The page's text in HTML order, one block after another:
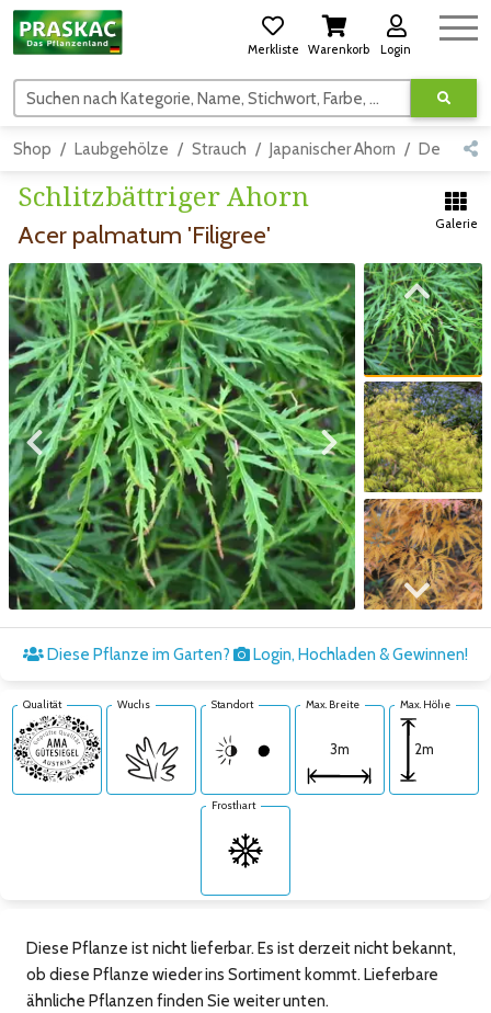
Merkliste Warenkorb Login
Suchen nach Kategorie, Name, Stichwort, Farbe, usw.
Shop Laubgehölze Strauch Japanischer Ahorn Detail
Schlitzbättriger Ahorn
Acer palmatum 'Filigree' Galerie
Zum vorigen Bild Zum nächsten Bild
Zum vorigen Bild
Zum nächsten Bild
Diese Pflanze im Garten? Login, Hochladen & Gewinnen!
Qualität Wuchs Standort Max. Breite
3m
Max. Höhe
2m
Frosthart
Diese Pflanze ist nicht lieferbar. Es ist derzeit nicht bekannt,
ob diese Pflanze wieder ins Sortiment kommt. Lieferbare
ähnliche Pflanzen finden Sie weiter unten.